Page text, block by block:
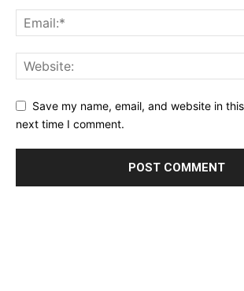
Save my name, email, and website in
next time I comment.